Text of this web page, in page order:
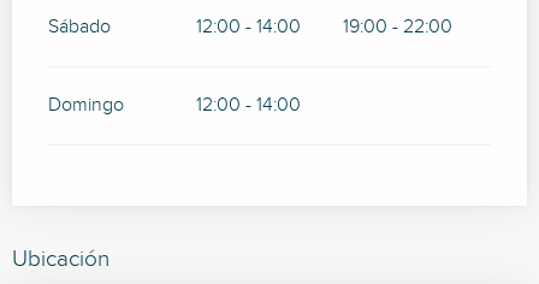
Sábado 12:00 - 14:00 19:00 - 22:00
Domingo 12:00 - 14:00
Ubicación